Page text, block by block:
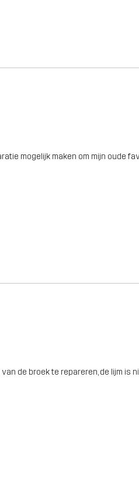
mogelijk maken om mijn oude
de broek te repareren, de lijm is